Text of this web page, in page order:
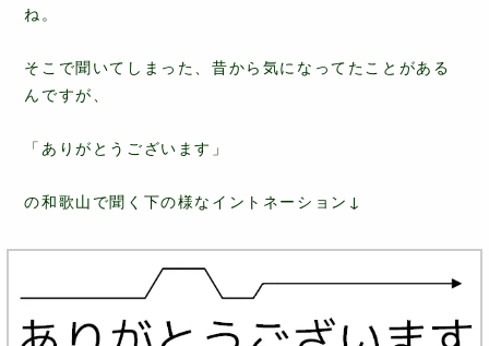
ね。
そこで聞いてしまった、昔から気になってたことがある
んですが、
「ありがとうございます」
の和歌山で聞く下の様なイントネーション↓